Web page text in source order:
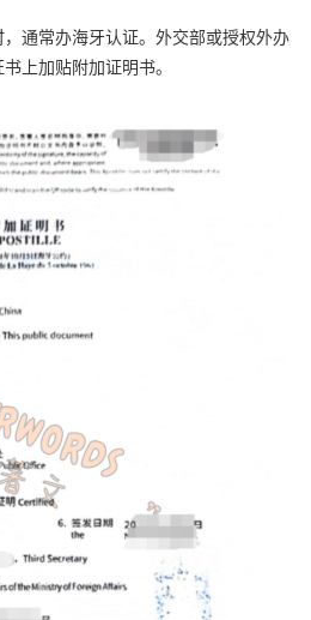
通常办海牙认证。外交部或授权外办
上加贴附加证明书。